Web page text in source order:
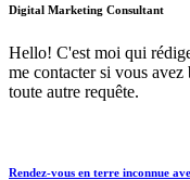
Digital Marketing Consultant
Hello! C'est moi qui
me contacter si vous
toute autre requête.
Rendez-vous en terre inconnue